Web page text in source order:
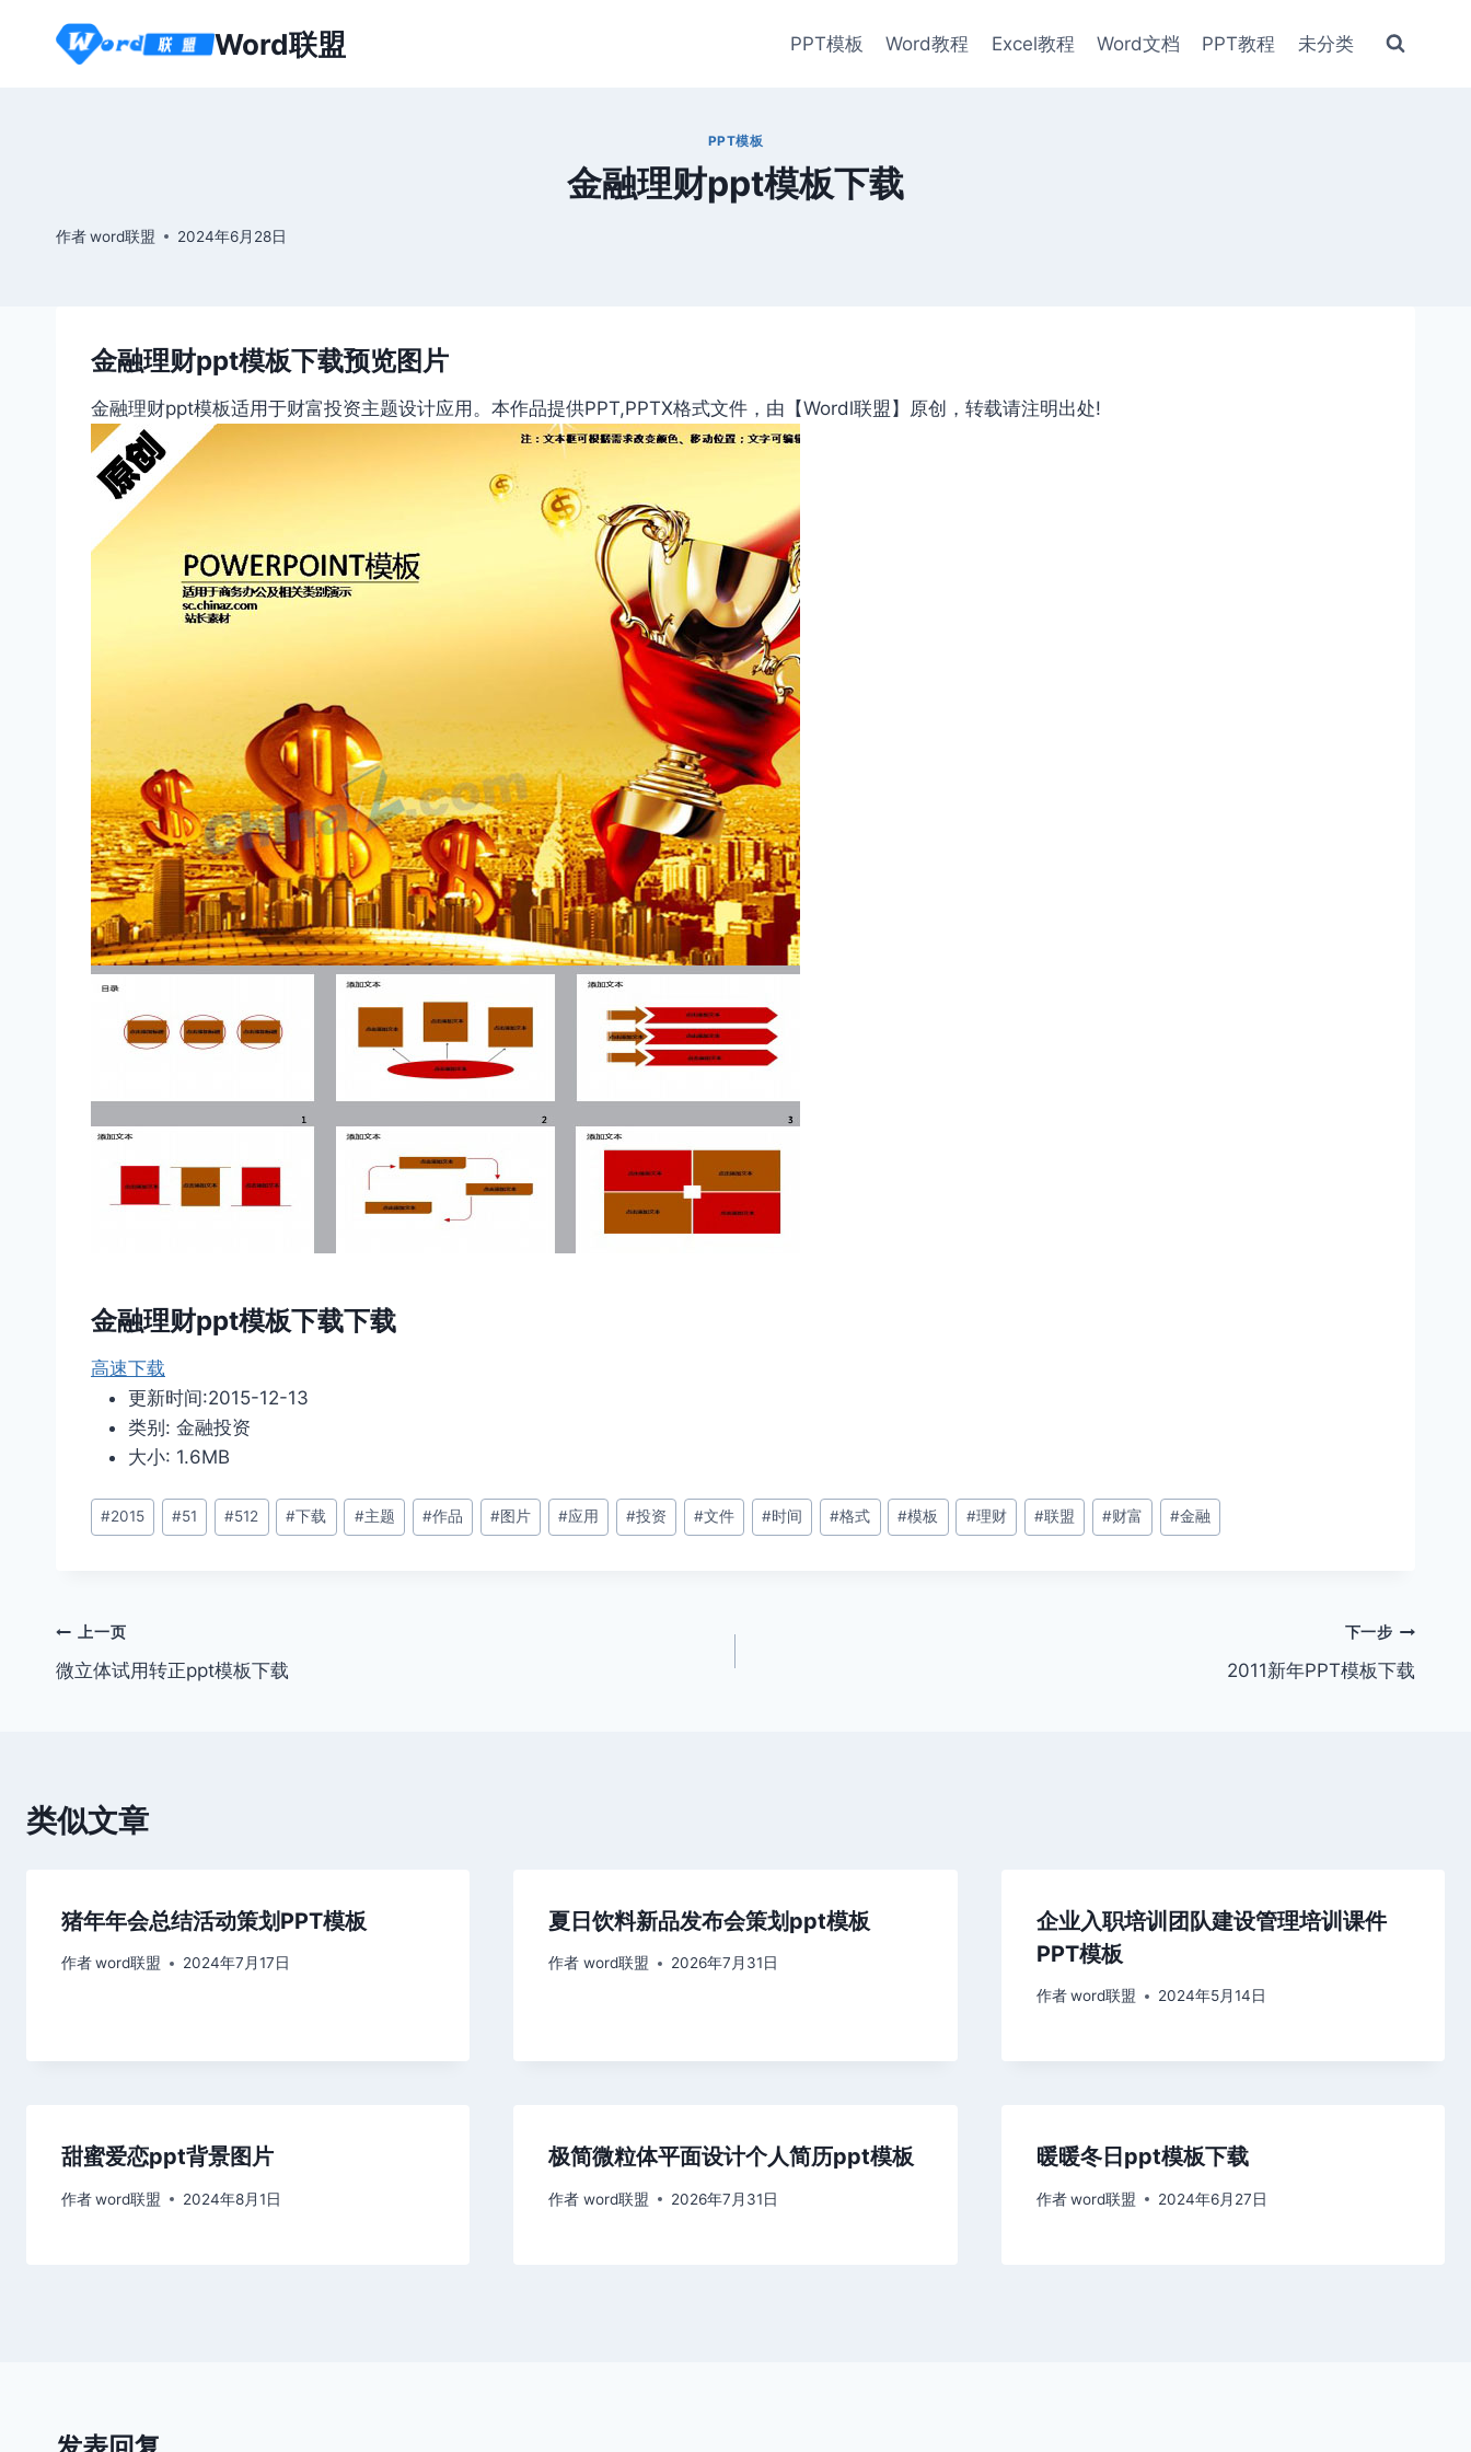
Word联盟 PPT模板 Word教程 Excel教程 Word文档 PPT教程 未分类
PPT模板
金融理财ppt模板下载
作者word联盟 2024年6月28日
金融理财ppt模板下载预览图片
金融理财ppt模板适用于财富投资主题设计应用。本作品提供PPT,PPTX格式文件，由【Wordl联盟】原创，转载请注明出处!
金融理财ppt模板下载下载
高速下载
更新时间:2015-12-13
类别: 金融投资
大小: 1.6MB
文
章
#2015 #51 #512 #下载 #主题 #作品 #图片 #应用 #投资 #文件 #时间 #格式 #模板 #理财 #联盟 #财富 #金融
文
章
上一页
微立体试用转正ppt模板下载
下一步
2011新年PPT模板下载
类似文章
猪年年会总结活动策划PPT模板
作者word联盟 2024年7月17日
夏日饮料新品发布会策划ppt模板
作者 word联盟 2026年7月31日
企业入职培训团队建设管理培训课件
PPT模板
作者 word联盟 2024年5月14日
甜蜜爱恋ppt背景图片
作者word联盟 2024年8月1日
极简微粒体平面设计个人简历ppt模板
作者 word联盟 2026年7月31日
暖暖冬日ppt模板下载
作者 word联盟 2024年6月27日